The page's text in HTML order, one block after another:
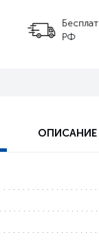
РФ
ОПИСАНИЕ